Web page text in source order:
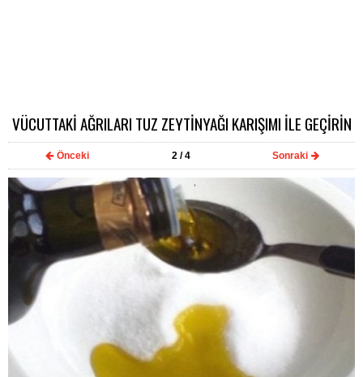
VÜCUTTAKİ AĞRILARI TUZ ZEYTİNYAĞI KARIŞIMI İLE GEÇİRİN
Önceki 2 / 4 Sonraki